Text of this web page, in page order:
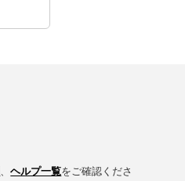
、ヘルプ一覧をご確認くださ